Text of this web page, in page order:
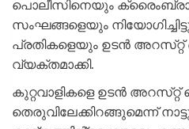
പൊലീസിനെയും
സംഘങ്ങളെയും
പ്രതികളെയും ഉടൻ അറസ്‌റ്റ്
വ്യക്തമാക്കി.
കുറ്റവാളികളെ ഉടൻ അറസ്‌റ്റ്
തെരുവിലേക്കിറങ്ങുമെന്ന്